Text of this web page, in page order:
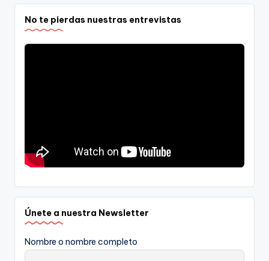
No te pierdas nuestras entrevistas
Únete a nuestra Newsletter
Nombre o nombre completo